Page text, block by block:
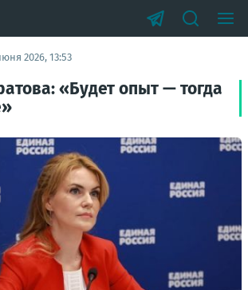
2026, 13:53
«Будет опыт — тогда